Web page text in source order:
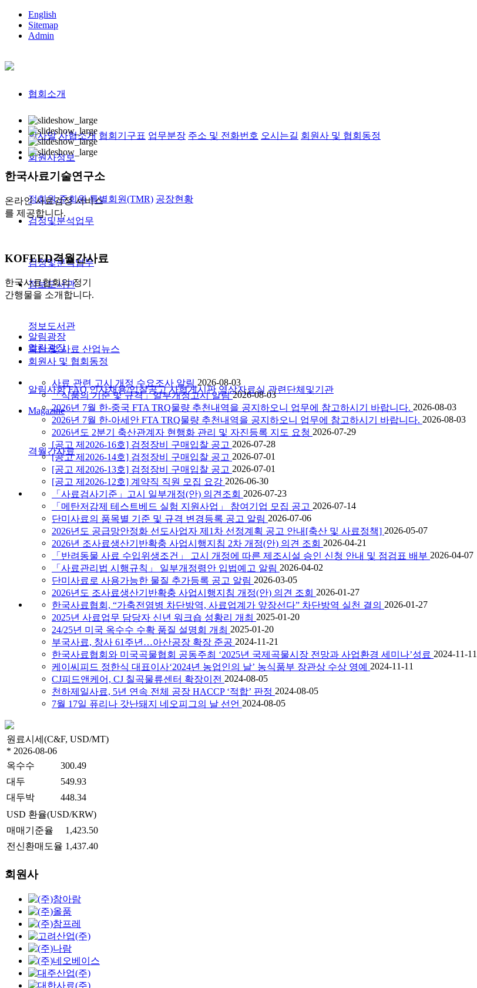
English
Sitemap
Admin
협회소개
인사말 사협소개 협회기구표 업무분장 주소 및 전화번호 오시는길 회원사 및 협회동정
회원사정보
정회원,준회원 특별회원(TMR) 공장현황
검정및분석업무
검정및분석업무
정보도서관
정보도서관
알림광장
알림사항 FAQ 인사채용/입찰공고 사협게시판 영상자료실 관련단체및기관
Magazine
격월간사료
한국사료기술연구소
온라인 사료검정 서비스
를 제공합니다.
KOFEED격월간사료
한국사료협회의 정기
간행물을 소개합니다.
알림광장
축산 및 사료 산업뉴스
회원사 및 협회동정
사료 관련 고시 개정 수요조사 알림 2026-08-03
「식품의 기준 및 규격」일부개정고시 알림2026-08-03
2026년 7월 한-중국 FTA TRQ물량 추천내역을 공지하오니 업무에 참고하시기 바랍니다. 2026-08-03
2026년 7월 한-아세안 FTA TRQ물량 추천내역을 공지하오니 업무에 참고하시기 바랍니다. 2026-08-03
2026년도 2분기 축산관계자 현행화 관리 및 자진등록 지도 요청 2026-07-29
[공고 제2026-16호] 검정장비 구매입찰 공고 2026-07-28
[공고 제2026-14호] 검정장비 구매입찰 공고 2026-07-01
[공고 제2026-13호] 검정장비 구매입찰 공고 2026-07-01
[공고 제2026-12호] 계약직 직원 모집 요강 2026-06-30
「사료검사기준」고시 일부개정(안) 의견조회 2026-07-23
「메탄저감제 테스트베드 실험 지원사업」 참여기업 모집 공고 2026-07-14
단미사료의 품목별 기준 및 규격 변경등록 공고 알림 2026-07-06
2026년도 공급망안정화 선도사업자 제1차 선정계획 공고 안내[축산 및 사료정책] 2026-05-07
2026년 조사료생산기반확충 사업시행지침 2차 개정(안) 의견 조회 2026-04-21
「반려동물 사료 수입위생조건」 고시 개정에 따른 제조시설 승인 신청 안내 및 점검표 배부 2026-04-07
「사료관리법 시행규칙」 일부개정령안 입법예고 알림 2026-04-02
단미사료로 사용가능한 물질 추가등록 공고 알림 2026-03-05
2026년도 조사료생산기반확충 사업시행지침 개정(안) 의견 조회 2026-01-27
한국사료협회, “가축전염병 차단방역, 사료업계가 앞장선다” 차단방역 실천 결의 2026-01-27
2025년 사료업무 담당자 신년 워크숍 성황리 개최 2025-01-20
24/25년 미국 옥수수 수확 품질 설명회 개최 2025-01-20
부국사료, 창사 61주년…아산공장 확장 준공 2024-11-21
한국사료협회와 미국곡물협회 공동주최 ‘2025년 국제곡물시장 전망과 사업환경 세미나’성료 2024-11-11
케이씨피드 정한식 대표이사‘2024년 농업인의 날’ 농식품부 장관상 수상 영예 2024-11-11
CJ피드앤케어, CJ 칠곡물류센터 확장이전 2024-08-05
천하제일사료, 5년 연속 전체 공장 HACCP ‘적합’ 판정 2024-08-05
7월 17일 퓨리나 갓난돼지 네오피그의 날 선언 2024-08-05
원료시세(C&F, USD/MT)
* 2026-08-06
옥수수
300.49
대두
549.93
대두박
448.34
USD 환율(USD/KRW)
매매기준율
1,423.50
전신환매도율 1,437.40
회원사